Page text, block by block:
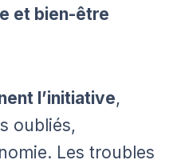
et bien-être
l’initiative,
oubliés,
Les troubles